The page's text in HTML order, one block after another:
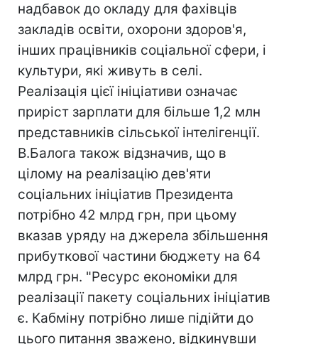
надбавок до окладу для фахівців
закладів освіти, охорони здоров'я,
інших працівників соціальної сфери, і
культури, які живуть в селі.
Реалізація цієї ініціативи означає
приріст зарплати для більше 1,2 млн
представників сільської інтелігенції.
В.Балога також відзначив, що в
цілому на реалізацію дев'яти
соціальних ініціатив Президента
потрібно 42 млрд грн, при цьому
вказав уряду на джерела збільшення
прибуткової частини бюджету на 64
млрд грн. "Ресурс економіки для
реалізації пакету соціальних ініціатив
є. Кабміну потрібно лише підійти до
цього питання зважено, відкинувши